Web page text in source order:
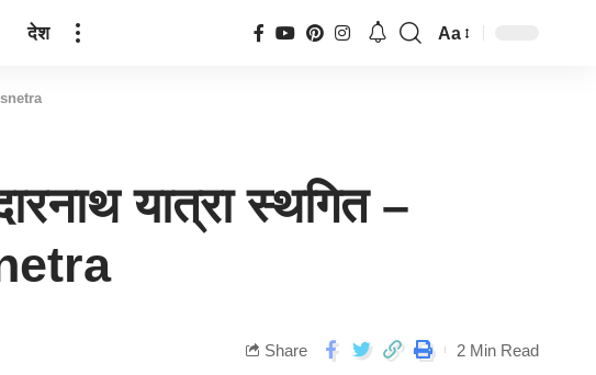
देश Aa
यात्रा स्थगित –
Share 2 Min Read